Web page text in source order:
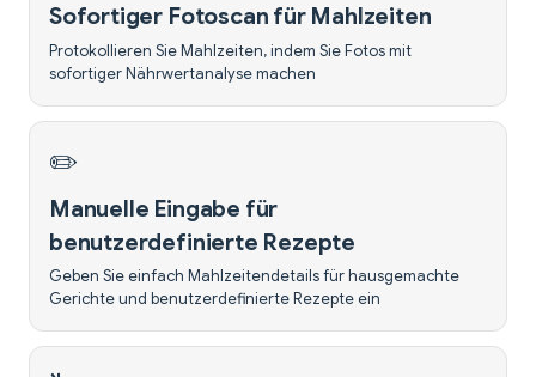
Sofortiger Fotoscan für Mahlzeiten
Protokollieren Sie Mahlzeiten, indem Sie Fotos mit
sofortiger Nährwertanalyse machen
✏️
Manuelle Eingabe für
benutzerdefinierte Rezepte
Geben Sie einfach Mahlzeitendetails für hausgemachte
Gerichte und benutzerdefinierte Rezepte ein